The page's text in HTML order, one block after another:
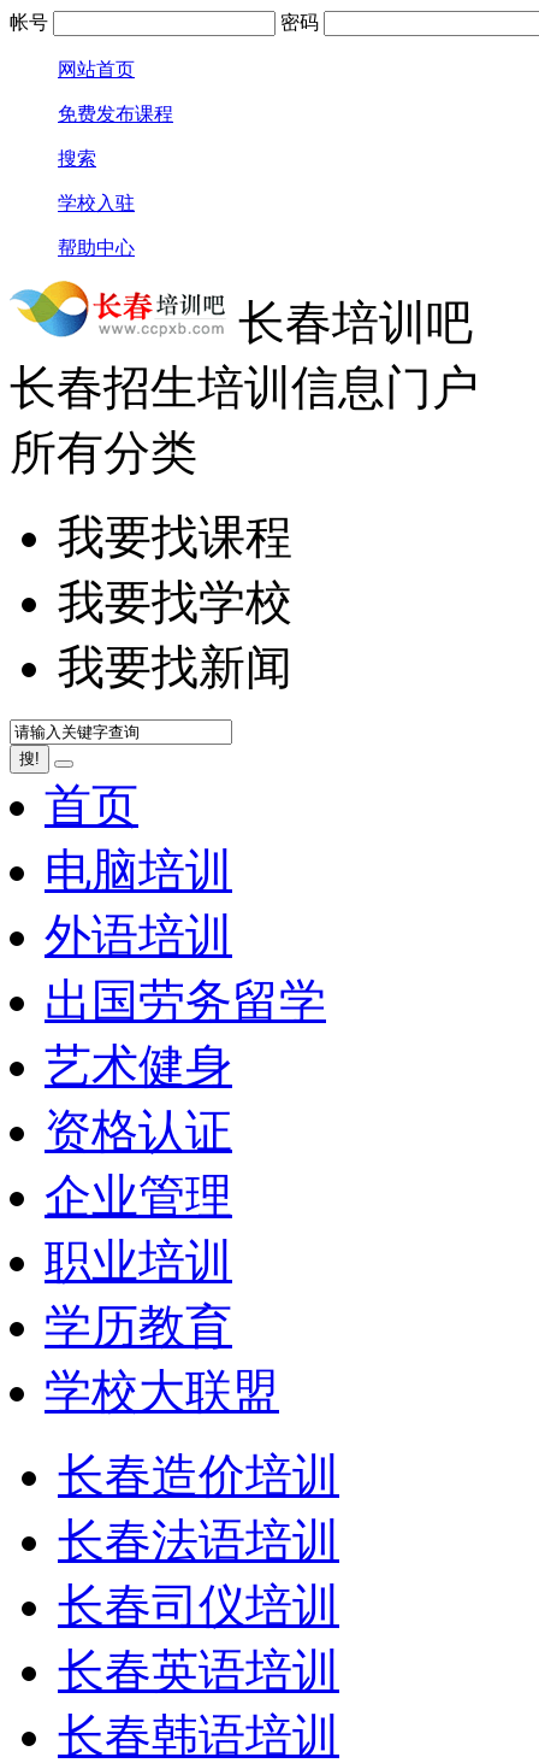
帐号 密码
网站首页
免费发布课程
搜索
学校入驻
帮助中心
长春培训吧
长春招生培训信息门户
所有分类
我要找课程
我要找学校
我要找新闻
搜!
首页
电脑培训
外语培训
出国劳务留学
艺术健身
资格认证
企业管理
职业培训
学历教育
学校大联盟
长春造价培训
长春法语培训
长春司仪培训
长春英语培训
长春韩语培训